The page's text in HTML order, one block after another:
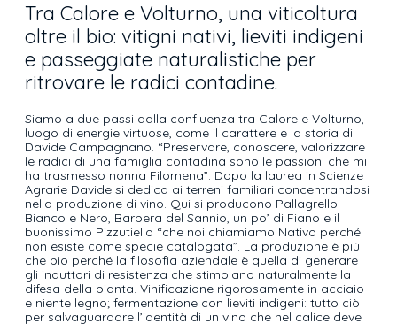
Tra Calore e Volturno, una viticoltura
oltre il bio: vitigni nativi, lieviti indigeni
e passeggiate naturalistiche per
ritrovare le radici contadine.
Siamo a due passi dalla confluenza tra Calore e Volturno,
luogo di energie virtuose, come il carattere e la storia di
Davide Campagnano. “Preservare, conoscere, valorizzare
le radici di una famiglia contadina sono le passioni che mi
ha trasmesso nonna Filomena”. Dopo la laurea in Scienze
Agrarie Davide si dedica ai terreni familiari concentrandosi
nella produzione di vino. Qui si producono Pallagrello
Bianco e Nero, Barbera del Sannio, un po’ di Fiano e il
buonissimo Pizzutiello “che noi chiamiamo Nativo perché
non esiste come specie catalogata”. La produzione è più
che bio perché la filosofia aziendale è quella di generare
gli induttori di resistenza che stimolano naturalmente la
difesa della pianta. Vinificazione rigorosamente in acciaio
e niente legno; fermentazione con lieviti indigeni: tutto ciò
per salvaguardare l’identità di un vino che nel calice deve